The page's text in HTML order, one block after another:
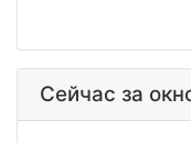
Сейчас за